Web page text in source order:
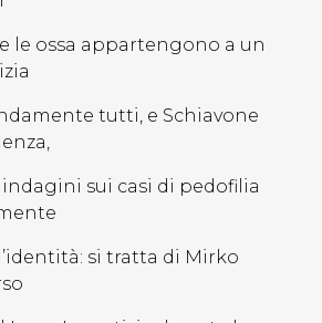
le ossa appartengono a un
tutti, e Schiavone
sui casi di pedofilia
si tratta di Mirko